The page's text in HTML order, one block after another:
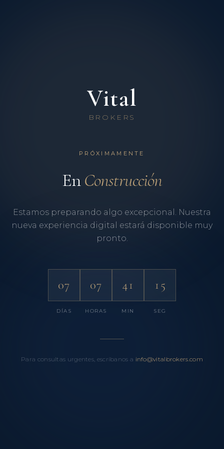
Vital
BROKERS
PRÓXIMAMENTE
EnConstrucción
Estamos preparando algo excepcional. Nuestra
nueva experiencia digital estará disponible muy
pronto.
07
DÍAS
07
HORAS
41
MIN
14
SEG
Para consultas urgentes, escríbanos a info@vitalbrokers.com